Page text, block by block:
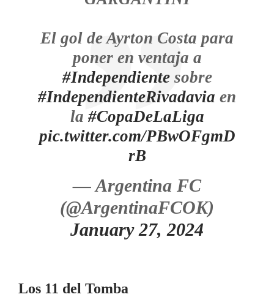
El gol de Ayrton Costa para
poner en ventaja a
#Independientesobre
#IndependienteRivadavia en
la #CopaDeLaLiga
pic.twitter.com/PBwOFgmD
rB
— Argentina FC
(@ArgentinaFCOK)
January 27, 2024
Los 11 del Tomba